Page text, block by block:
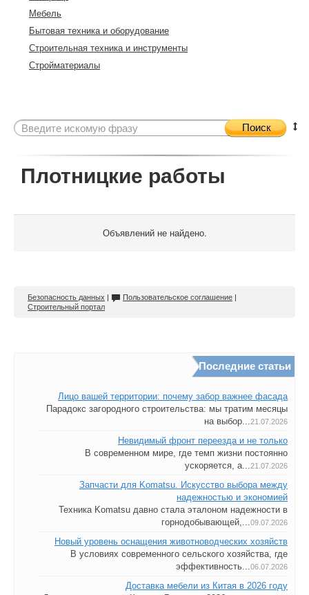
Мебель
Бытовая техника и оборудование
Строительная техника и инструменты
Стройматериалы
Поиск
Плотницкие работы
Объявлений не найдено.
Безопасность данных | Пользовательское соглашение |
Строительный портал
Последние статьи
Лицо вашей территории: почему забор важнее фасада
Парадокс загородного строительства: мы тратим месяцы
на выбор...21.07.2026
Невидимый фронт переезда и не только
В современном мире, где темп жизни постоянно
ускоряется, а...21.07.2026
Запчасти для Komatsu. Искусство выбора между
надежностью и экономией
Техника Komatsu давно стала эталоном надежности в
горнодобывающей,...09.07.2026
Новый уровень оснащения животноводческих хозяйств
В условиях современного сельского хозяйства, где
эффективность...06.07.2026
Доставка мебели из Китая в 2026 году